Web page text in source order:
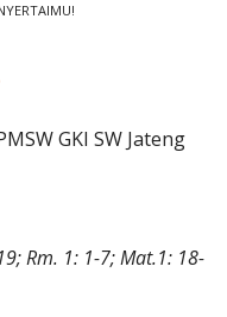
GKI SW Jateng
Rm. 1: 1-7; Mat.1: 18-